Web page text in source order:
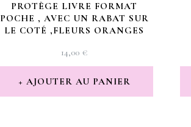
PROTÈGE LIVRE FORMAT
POCHE , AVEC UN RABAT SUR
LE COTÉ ,FLEURS ORANGES
14,00 €
AJOUTER AU PANIER